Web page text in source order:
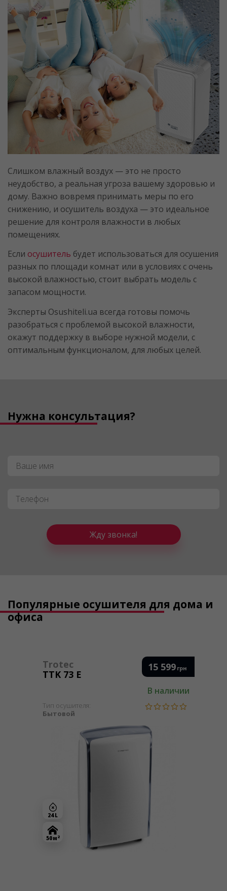
Слишком влажный воздух — это не просто
неудобство, а реальная угроза вашему здоровью и
дому. Важно вовремя принимать меры по его
снижению, и осушитель воздуха — это идеальное
решение для контроля влажности в любых
помещениях.
Если осушитель будет использоваться для осушения
разных по площади комнат или в условиях с очень
высокой влажностью, стоит выбрать модель с
запасом мощности.
Эксперты Osushiteli.ua всегда готовы помочь
разобраться с проблемой высокой влажности,
окажут поддержку в выборе нужной модели, с
оптимальным функционалом, для любых целей.
Нужна консультация?
Имя*
Телефон *
Жду звонка!
Популярные осушителя для дома и
офиса
15 599 грн
В наличии
Trotec
TTK 73 E
Тип осушителя:
Бытовой
24 L
50 м 2